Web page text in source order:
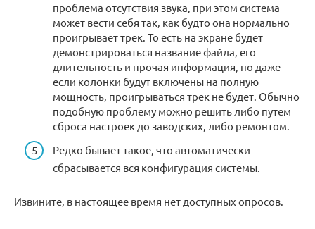
проблема отсутствия звука, при этом система
может вести себя так, как будто она нормально
проигрывает трек. То есть на экране будет
демонстрироваться название файла, его
длительность и прочая информация, но даже
если колонки будут включены на полную
мощность, проигрываться трек не будет. Обычно
подобную проблему можно решить либо путем
сброса настроек до заводских, либо ремонтом.
Редко бывает такое, что автоматически
сбрасывается вся конфигурация системы.
Извините, в настоящее время нет доступных опросов.